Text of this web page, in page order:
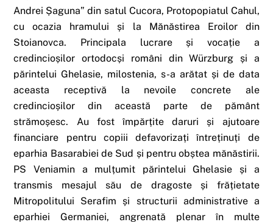
Andrei Șaguna” din satul Cucora, Protopopiatul Cahul,
cu ocazia hramului și la Mănăstirea Eroilor din
Stoianovca. Principala lucrare și vocație a
credincioșilor ortodocși români din Würzburg și a
părintelui Ghelasie, milostenia, s-a arătat și de data
aceasta receptivă la nevoile concrete ale
credincioșilor din această parte de pământ
strămoșesc. Au fost împărțite daruri și ajutoare
financiare pentru copiii defavorizați întreținuți de
eparhia Basarabiei de Sud și pentru obștea mănăstirii.
PS Veniamin a mulțumit părintelui Ghelasie și a
transmis mesajul său de dragoste și frățietate
Mitropolitului Serafim și structurii administrative a
eparhiei Germaniei, angrenată plenar în multe